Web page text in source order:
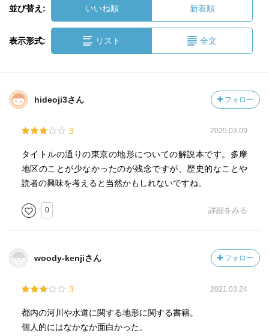
並び替え: いいね順 新着順
表示形式: リスト 全文
hideoji3さん フォロー
3 2025.03.09
タイトルの通りの東京の地形についての解説本です。多摩
地区のことが少なかったのが残念ですが、歴史的なことや
読者の興味を考えると当然かもしれないですね。
0 詳細をみる
woody-kenjiさん フォロー
3 2021.03.24
都内の河川や水道に関する地形に関する書籍。
個人的にはなかなか面白かった。